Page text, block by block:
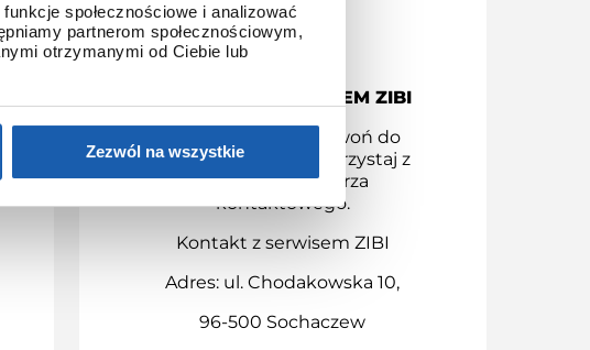
społecznościowe i analizować
partnerom społecznościowym,
otrzymanymi od Ciebie lub
Zezwól na wszystkie
KONTAKT Z SERWISEM ZIBI
Masz pytania? Zadzwoń do
serwisu Zibi bądź skorzystaj z
naszego formularza
kontaktowego.
Kontakt z serwisem ZIBI
Adres: ul. Chodakowska 10,
96-500 Sochaczew